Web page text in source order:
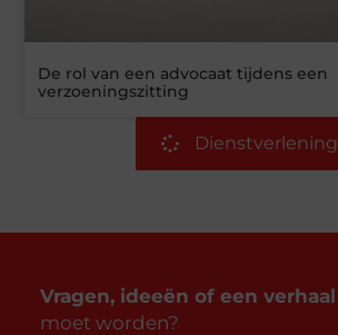
De rol van een advocaat tijdens een
verzoeningszitting
Dienstverlening
Vragen, ideeën of een verhaal
moet worden?